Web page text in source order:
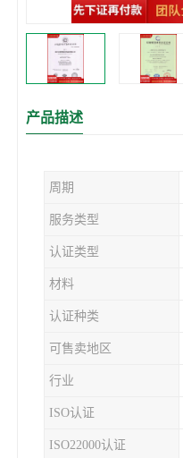
产品描述
周期
服务类型
认证类型
材料
认证种类
可售卖地区
行业
ISO认证
ISO22000认证